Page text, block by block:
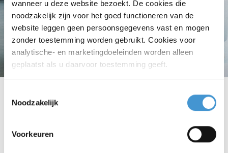
wanneer u deze website bezoekt. De cookies die
noodzakelijk zijn voor het goed functioneren van de
website leggen geen persoonsgegevens vast en mogen
zonder toestemming worden gebruikt. Cookies voor
analytische- en marketingdoeleinden worden alleen
geplaatst als u daarvoor toestemming geeft.
Noodzakelijk
Voorkeuren
Voor Wie
Mkb ondernemers